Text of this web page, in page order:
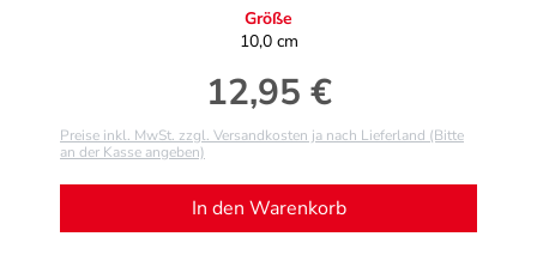
Größe
10,0 cm
Regulärer Preis:
12,95 €
Preise inkl. MwSt. zzgl. Versandkosten ja nach Lieferland (Bitte
an der Kasse angeben)
In den Warenkorb